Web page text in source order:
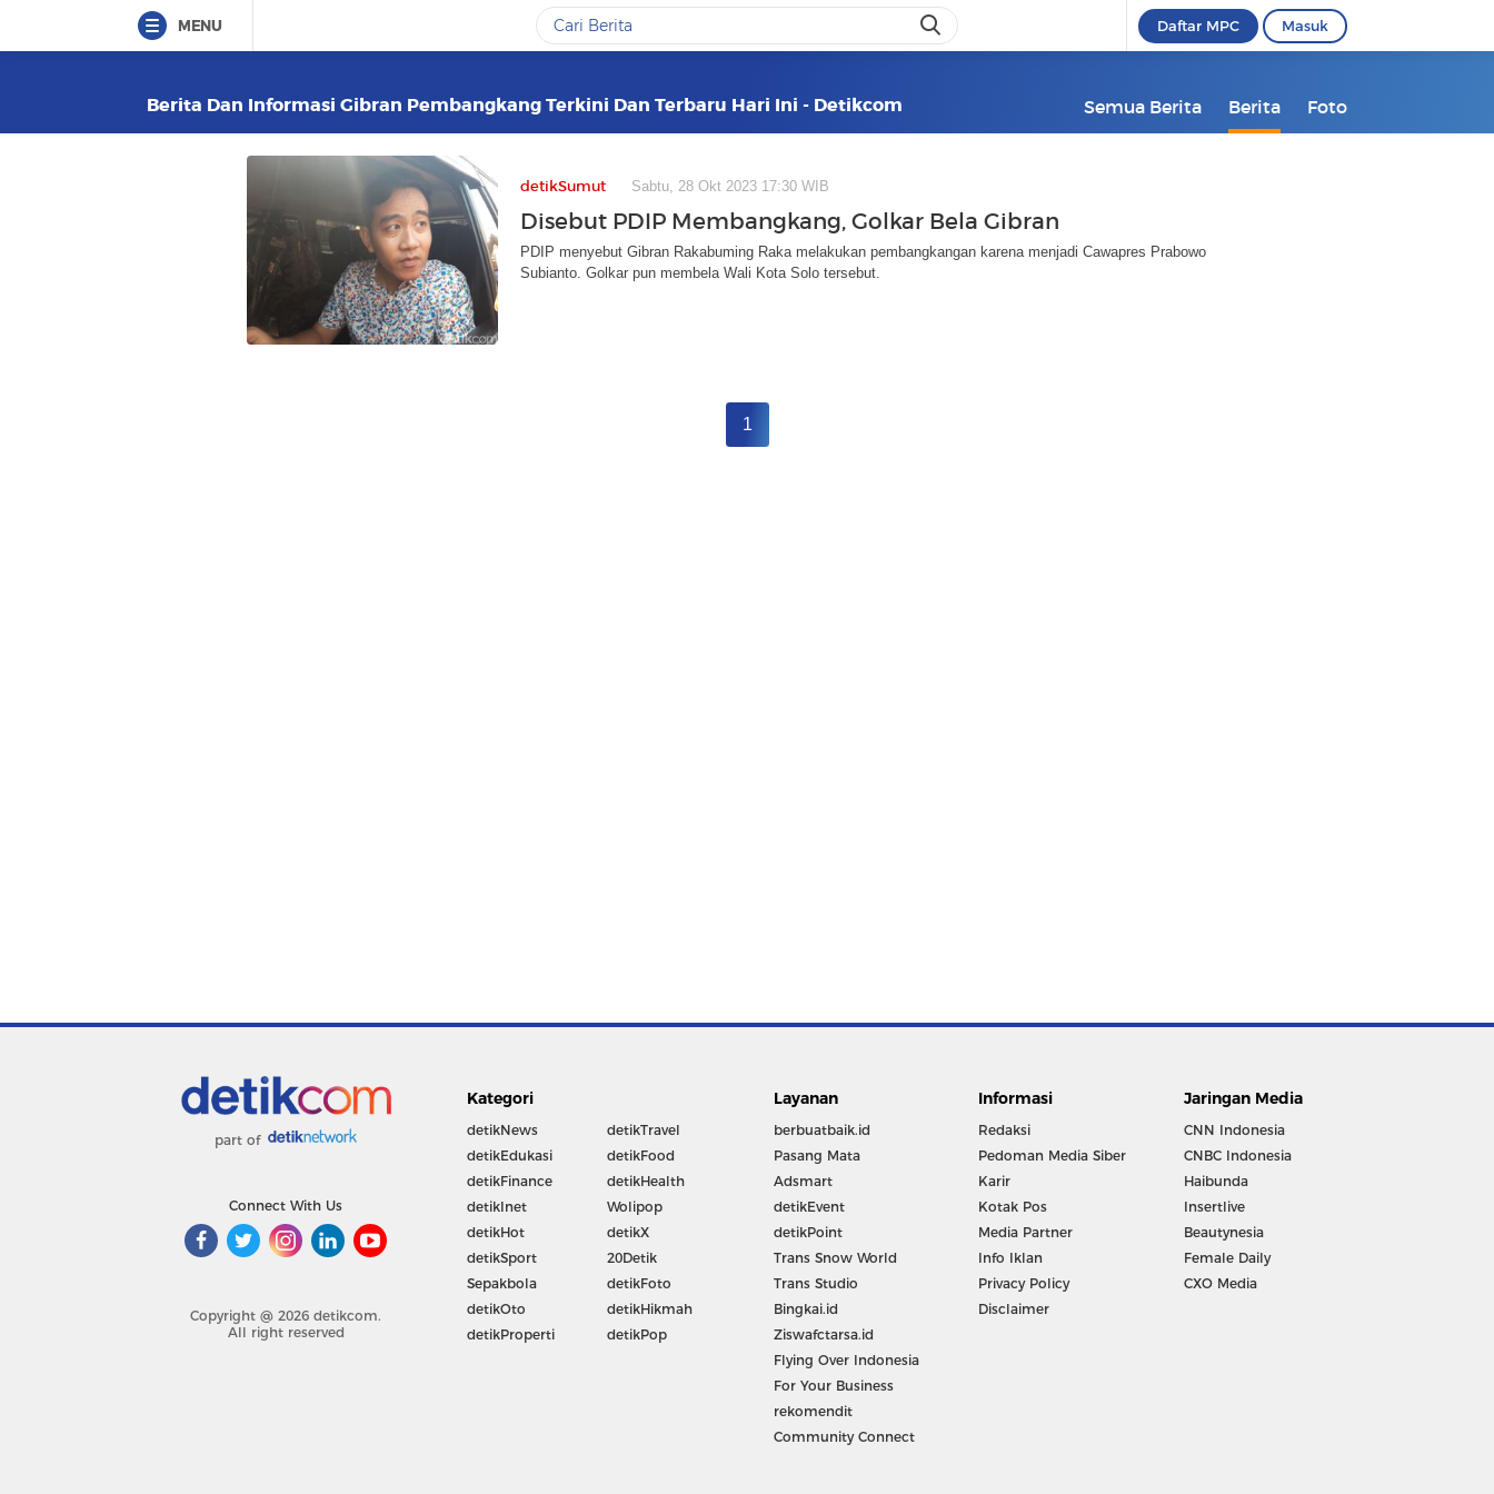
MENU Daftar MPC Masuk
Berita Dan Informasi Gibran Pembangkang Terkini Dan Terbaru Hari Ini - Detikcom Semua Berita Berita Foto
detikSumut Sabtu, 28 Okt 2023 17:30 WIB
Disebut PDIP Membangkang, Golkar Bela Gibran
PDIP menyebut Gibran Rakabuming Raka melakukan pembangkangan karena menjadi Cawapres Prabowo
Subianto. Golkar pun membela Wali Kota Solo tersebut.
1
part of
Connect With Us
Copyright @ 2026 detikcom.
All right reserved
Kategori
detikNews
detikEdukasi
detikFinance
detikInet
detikHot
detikSport
Sepakbola
detikOto
detikProperti
detikTravel
detikFood
detikHealth
Wolipop
detikX
20Detik
detikFoto
detikHikmah
detikPop
Layanan
berbuatbaik.id
Pasang Mata
Adsmart
detikEvent
detikPoint
Trans Snow World
Trans Studio
Bingkai.id
Ziswafctarsa.id
Flying Over Indonesia
For Your Business
rekomendit
Community Connect
Informasi
Redaksi
Pedoman Media Siber
Karir
Kotak Pos
Media Partner
Info Iklan
Privacy Policy
Disclaimer
Jaringan Media
CNN Indonesia
CNBC Indonesia
Haibunda
Insertlive
Beautynesia
Female Daily
CXO Media